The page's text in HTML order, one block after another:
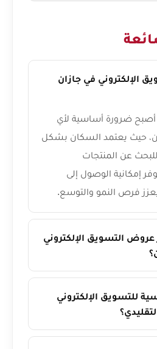
الإلكتروني في جازان
أصبح ضرورة أساسية لأي
حيث يعتمد السكان بشكل
للبحث عن المنتجات
إمكانية الوصول إلى
فرص النمو والتوسع.
عروض التسويق الإلكتروني
للتسويق الإلكتروني